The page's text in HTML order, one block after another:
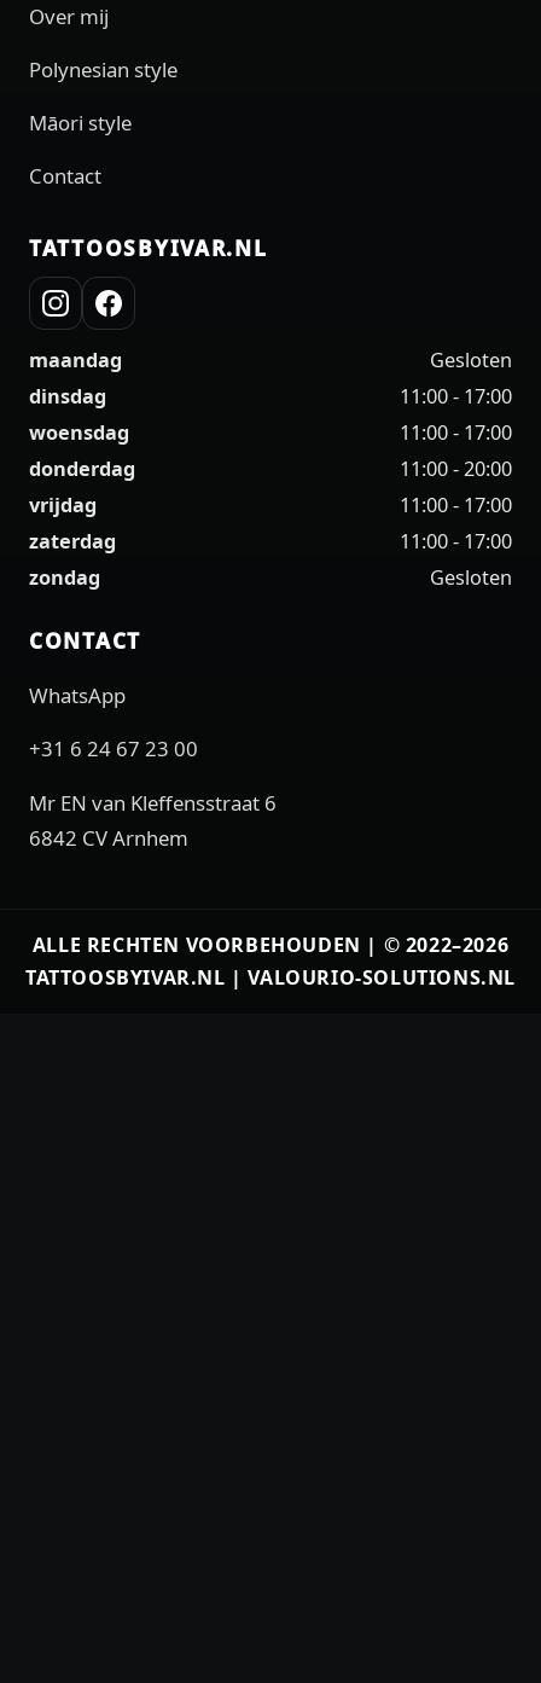
Over mij
Polynesian style
Māori style
Contact
TATTOOSBYIVAR.NL
maandag
Gesloten
dinsdag
11:00 - 17:00
woensdag
11:00 - 17:00
donderdag
11:00 - 20:00
vrijdag
11:00 - 17:00
zaterdag
11:00 - 17:00
zondag
Gesloten
CONTACT
WhatsApp
+31 6 24 67 23 00
Mr EN van Kleffensstraat 6
6842 CV Arnhem
ALLE RECHTEN VOORBEHOUDEN | © 2022–2026
TATTOOSBYIVAR.NL |VALOURIO-SOLUTIONS.NL